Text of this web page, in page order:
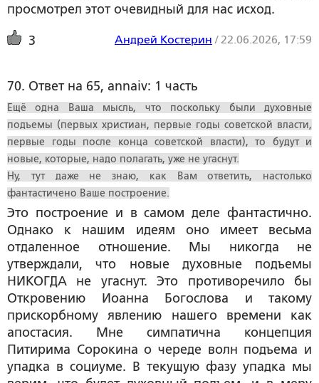
просмотрел этот очевидный для нас исход.
3 Андрей Костерин / 22.06.2026, 17:59
70. Ответ на 65, annaiv: 1 часть
Ещё одна Ваша мысль, что поскольку были духовные
подъемы (первых христиан, первые годы советской власти,
первые годы после конца советской власти), то будут и
новые, которые, надо полагать, уже не угаснут.
Ну, тут даже не знаю, как Вам ответить, настолько
фантастичено Ваше построение.
Это построение и в самом деле фантастично.
Однако к нашим идеям оно имеет весьма
отдаленное отношение. Мы никогда не
утверждали, что новые духовные подъемы
НИКОГДА не угаснут. Это противоречило бы
Откровению Иоанна Богослова и такому
прискорбному явлению нашего времени как
апостасия. Мне симпатична концепция
Питирима Сорокина о череде волн подъема и
упадка в социуме. В текущую фазу упадка мы